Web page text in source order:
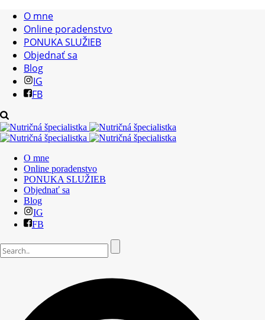
O mne
Online poradenstvo
PONUKA SLUŽIEB
Objednať sa
Blog
IG
FB
O mne
Online poradenstvo
PONUKA SLUŽIEB
Objednať sa
Blog
IG
FB